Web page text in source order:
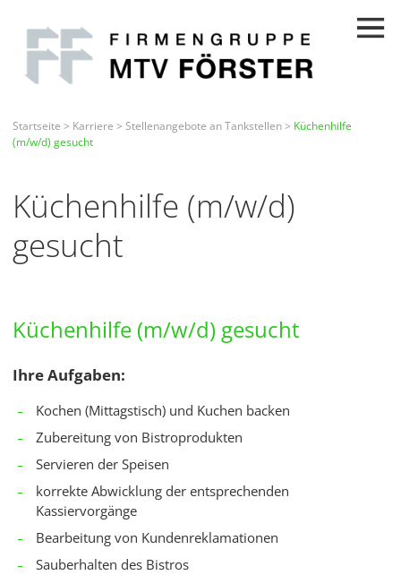
Startseite > Karriere > Stellenangebote an Tankstellen> Küchenhilfe
(m/w/d) gesucht
Küchenhilfe (m/w/d)
gesucht
Küchenhilfe (m/w/d) gesucht
Ihre Aufgaben:
Kochen (Mittagstisch) und Kuchen backen
Zubereitung von Bistroprodukten
Servieren der Speisen
korrekte Abwicklung der entsprechenden
Kassiervorgänge
Bearbeitung von Kundenreklamationen
Sauberhalten des Bistros